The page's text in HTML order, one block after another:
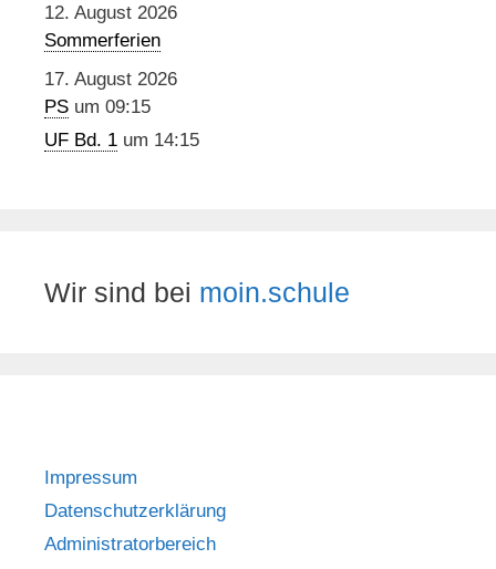
12. August 2026
Sommerferien
17. August 2026
PS um 09:15
UF Bd. 1 um 14:15
Wir sind bei moin.schule
Impressum
Datenschutzerklärung
Administratorbereich